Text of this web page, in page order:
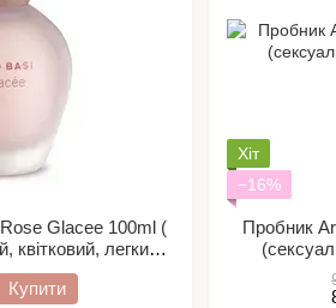
Glacee 100ml (
квітковий, легкий,
Купити
Хіт
−16%
Пробник